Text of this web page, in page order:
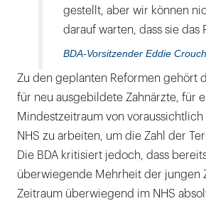
gestellt, aber wir können
darauf warten, dass sie das
BDA-Vorsitzender Eddie Crouch
Zu den geplanten Reformen gehört
für neu ausgebildete Zahnärzte, für
Mindestzeitraum von
NHS zu arbeiten, um die Zahl der
Die BDA kritisiert jedoch, dass
überwiegende Mehrheit der jungen
Zeitraum überwiegend im NHS